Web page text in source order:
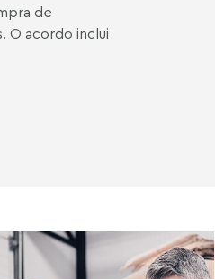
de
O acordo inclui